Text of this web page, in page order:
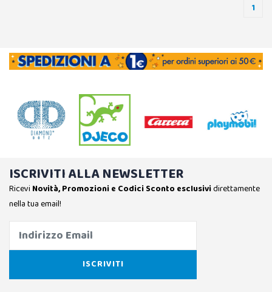
1
ISCRIVITI ALLA NEWSLETTER
Ricevi Novità, Promozioni e Codici Sconto esclusividirettamente
nella tua email!